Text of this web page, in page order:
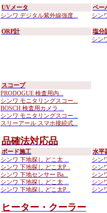
UVメータ
シンワ デジタル紫外線強度...
ペー
シン
ORP計
塩分
シン
スコープ
PRODOGUE 検査用内...
シンワ モニタリングスコー...
BOSCH 検査用カメラ ...
シンワ モニタリングスコー...
スリーアール スマホ接続式...
品確法対応品
ボード施工
シンワ 下地探し どこ太 ...
シンワ 下地探し どこ太P...
シンワ 下地センサー Ba...
シンワ 下地探し どこ太 ...
シンワ 下地探し どこ太P...
水平
シン
シン
シン
シン
シン
ヒーター・クーラー